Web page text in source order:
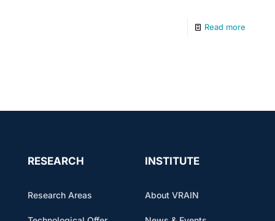
Read more
RESEARCH
Research Areas
INSTITUTE
About VRAIN